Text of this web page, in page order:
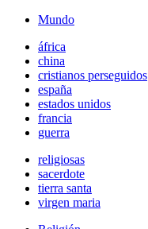
Mundo
áfrica
china
cristianos perseguidos
españa
estados unidos
francia
guerra
religiosas
sacerdote
tierra santa
virgen maria